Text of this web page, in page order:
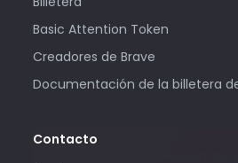
Basic Attention Token
Creadores de Brave
Documentación de la billetera
Contacto